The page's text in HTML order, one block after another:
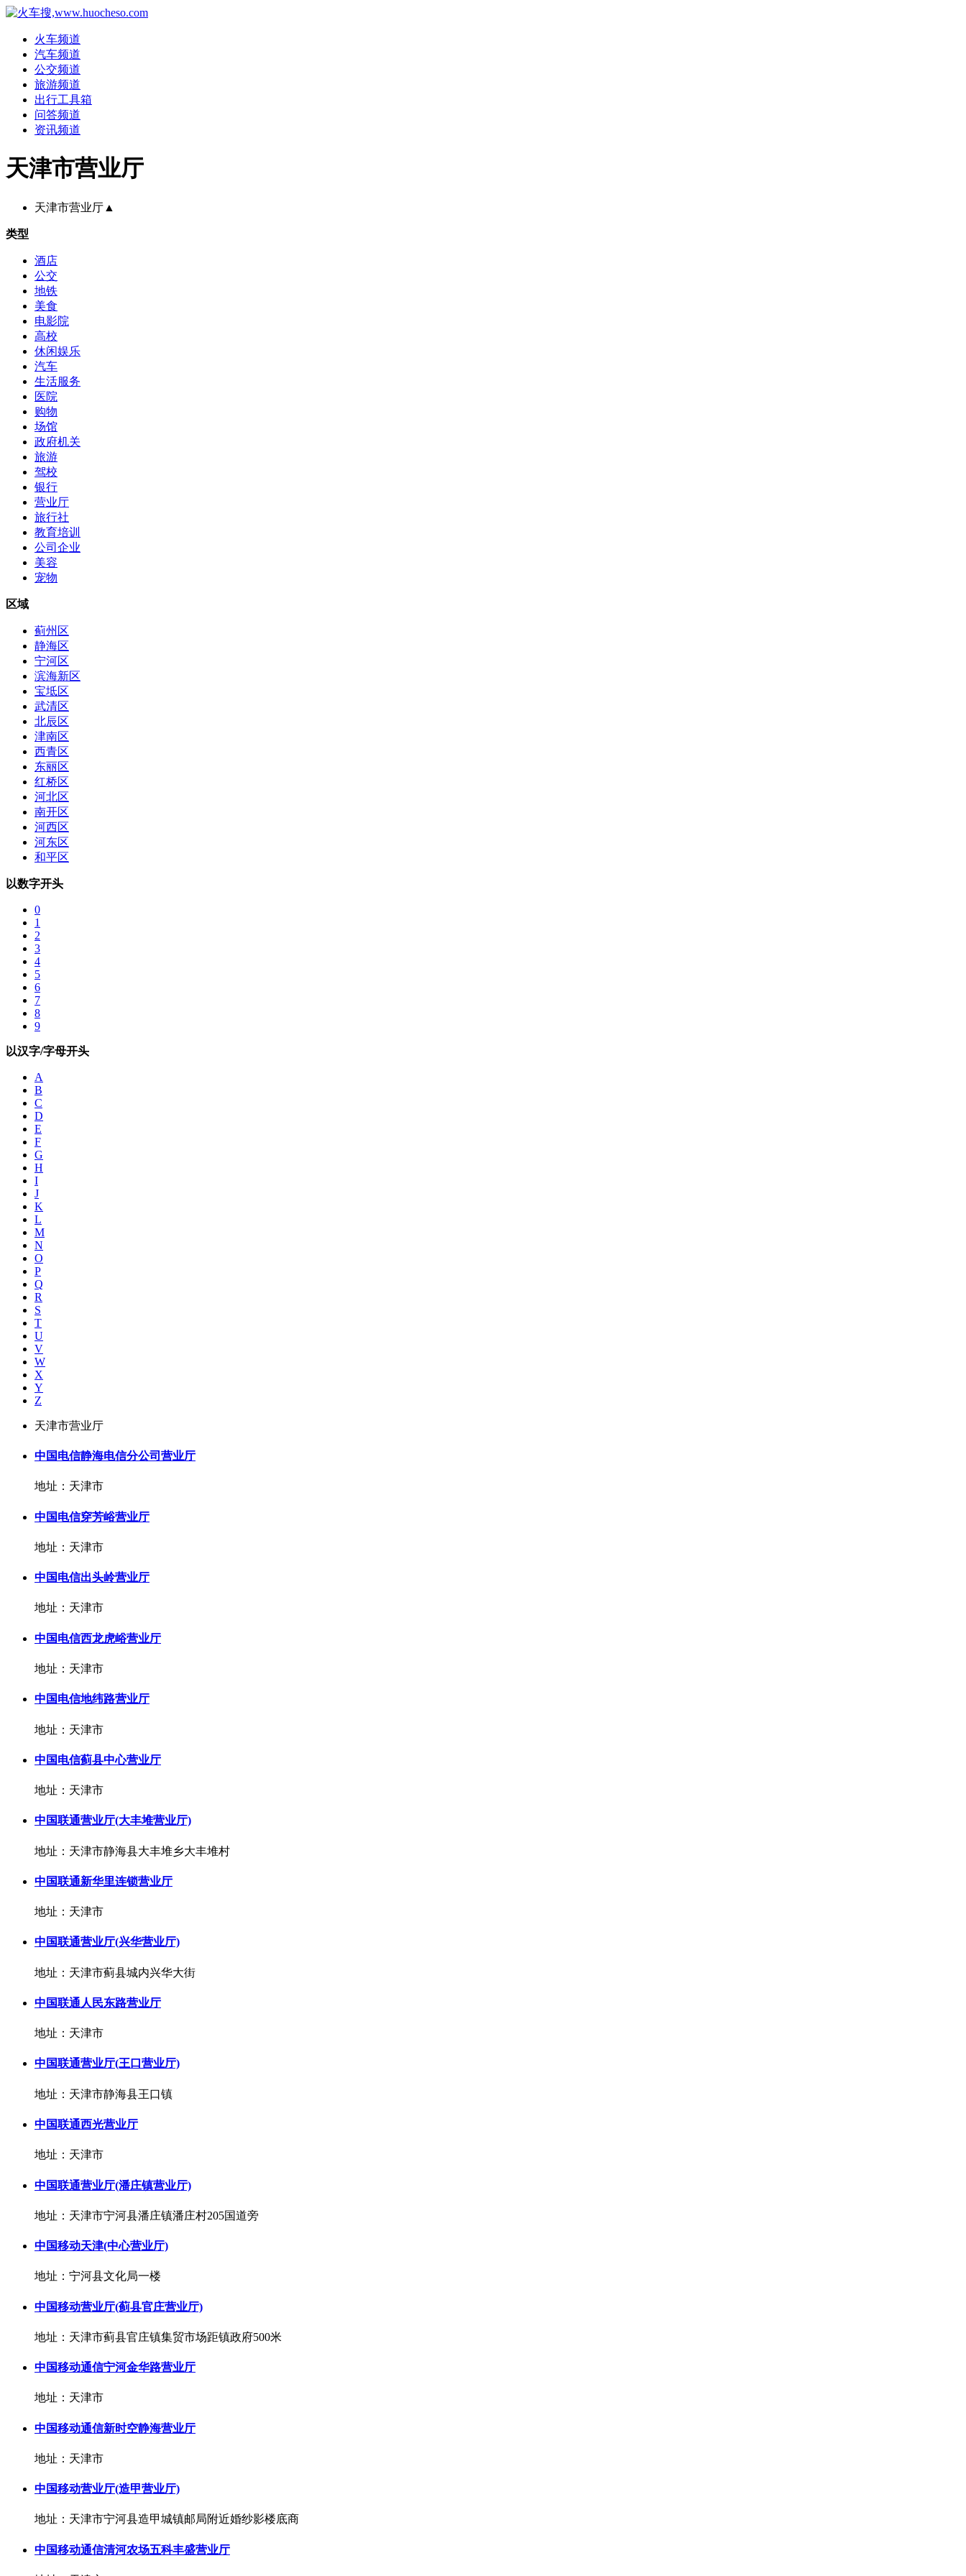
火车频道
汽车频道
公交频道
旅游频道
出行工具箱
问答频道
资讯频道
天津市营业厅
天津市营业厅 ▲
类型
酒店
公交
地铁
美食
电影院
高校
休闲娱乐
汽车
生活服务
医院
购物
场馆
政府机关
旅游
驾校
银行
营业厅
旅行社
教育培训
公司企业
美容
宠物
区域
蓟州区
静海区
宁河区
滨海新区
宝坻区
武清区
北辰区
津南区
西青区
东丽区
红桥区
河北区
南开区
河西区
河东区
和平区
以数字开头
0
1
2
3
4
5
6
7
8
9
以汉字/字母开头
A
B
C
D
E
F
G
H
I
J
K
L
M
N
O
P
Q
R
S
T
U
V
W
X
Y
Z
天津市营业厅
中国电信静海电信分公司营业厅
地址：天津市
中国电信穿芳峪营业厅
地址：天津市
中国电信出头岭营业厅
地址：天津市
中国电信西龙虎峪营业厅
地址：天津市
中国电信地纬路营业厅
地址：天津市
中国电信蓟县中心营业厅
地址：天津市
中国联通营业厅(大丰堆营业厅)
地址：天津市静海县大丰堆乡大丰堆村
中国联通新华里连锁营业厅
地址：天津市
中国联通营业厅(兴华营业厅)
地址：天津市蓟县城内兴华大街
中国联通人民东路营业厅
地址：天津市
中国联通营业厅(王口营业厅)
地址：天津市静海县王口镇
中国联通西光营业厅
地址：天津市
中国联通营业厅(潘庄镇营业厅)
地址：天津市宁河县潘庄镇潘庄村205国道旁
中国移动天津(中心营业厅)
地址：宁河县文化局一楼
中国移动营业厅(蓟县官庄营业厅)
地址：天津市蓟县官庄镇集贸市场距镇政府500米
中国移动通信宁河金华路营业厅
地址：天津市
中国移动通信新时空静海营业厅
地址：天津市
中国移动营业厅(造甲营业厅)
地址：天津市宁河县造甲城镇邮局附近婚纱影楼底商
中国移动通信清河农场五科丰盛营业厅